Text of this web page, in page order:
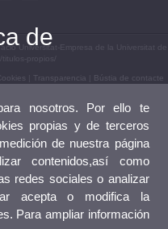
Universitat-Empresa de la Universitat de
propios/
Transparencia Bústia de contacte
de
nosotros. Por ello te
propias y de terceros
de nuestra página
contenidos,así como
redes sociales o analizar
acepta o modifica la
Para ampliar información